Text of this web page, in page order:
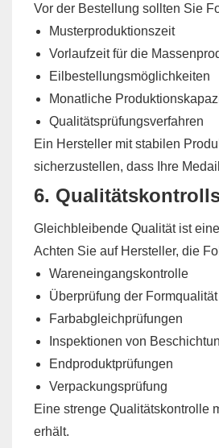
Vor der Bestellung sollten Sie
Musterproduktionszeit
Vorlaufzeit für die
Eilbestellungsmöglichkeiten
Monatliche
Qualitätsprüfungsverfahren
Ein Hersteller mit stabilen
sicherzustellen, dass Ihre
6.
Gleichbleibende Qualität ist
Achten Sie auf Hersteller, die
Wareneingangskontrolle
Überprüfung der Formqualität
Farbabgleichprüfungen
Inspektionen von
Endproduktprüfungen
Verpackungsprüfung
Eine strenge Qualitätskontrolle
erhält.